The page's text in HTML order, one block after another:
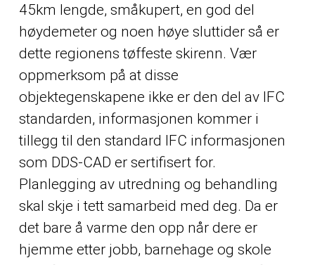
45km lengde, småkupert, en god del
høydemeter og noen høye sluttider så er
dette regionens tøffeste skirenn. Vær
oppmerksom på at disse
objektegenskapene ikke er den del av IFC
standarden, informasjonen kommer i
tillegg til den standard IFC informasjonen
som DDS-CAD er sertifisert for.
Planlegging av utredning og behandling
skal skje i tett samarbeid med deg. Da er
det bare å varme den opp når dere er
hjemme etter jobb, barnehage og skole